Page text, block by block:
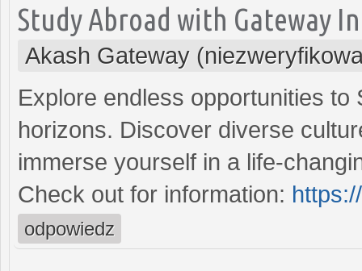
Study Abroad with Gateway
Akash Gateway
Explore endless opportunities
horizons. Discover diverse
immerse yourself in a life-
Check out for information:
odpowiedz